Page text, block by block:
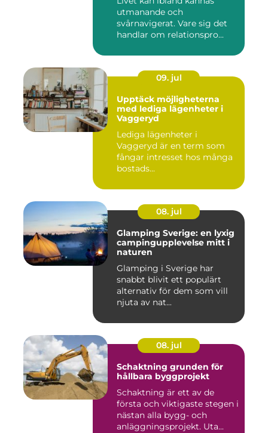
utmanande och
svårnavigerat. Vare sig det
handlar om relationspro...
09. jul
Upptäck möjligheterna
med lediga lägenheter i
Vaggeryd
Lediga lägenheter i
Vaggeryd är en term som
fångar intresset hos många
bostads...
08. jul
Glamping Sverige: en lyxig
campingupplevelse mitt i
naturen
Glamping i Sverige har
snabbt blivit ett populärt
alternativ för dem som vill
njuta av nat...
08. jul
Schaktning grunden för
hållbara byggprojekt
Schaktning är ett av de
första och viktigaste stegen i
nästan alla bygg- och
anläggningsprojekt. Uta...